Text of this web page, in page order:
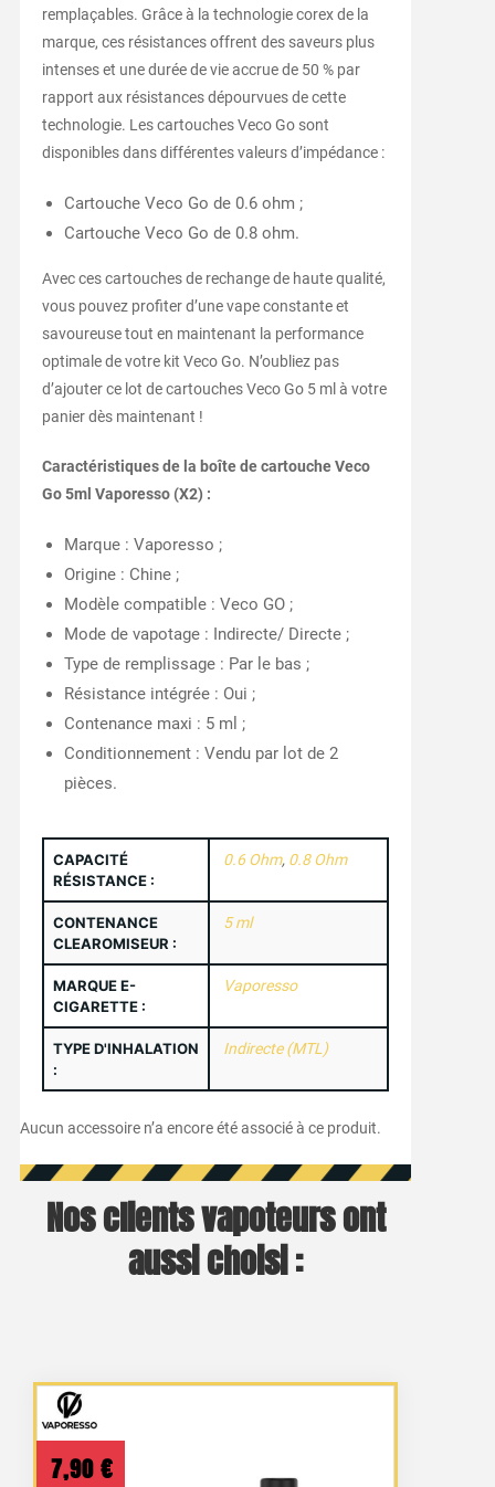
remplaçables. Grâce à la technologie corex de la
marque, ces résistances offrent des saveurs plus
intenses et une durée de vie accrue de 50 % par
rapport aux résistances dépourvues de cette
technologie. Les cartouches Veco Go sont
disponibles dans différentes valeurs d’impédance :
Cartouche Veco Go de 0.6 ohm ;
Cartouche Veco Go de 0.8 ohm.
Avec ces cartouches de rechange de haute qualité,
vous pouvez profiter d’une vape constante et
savoureuse tout en maintenant la performance
optimale de votre kit Veco Go. N’oubliez pas
d’ajouter ce lot de cartouches Veco Go 5 ml à votre
panier dès maintenant !
Caractéristiques de la boîte de cartouche Veco
Go 5ml Vaporesso (X2) :
Marque : Vaporesso ;
Origine : Chine ;
Modèle compatible : Veco GO ;
Mode de vapotage : Indirecte/ Directe ;
Type de remplissage : Par le bas ;
Résistance intégrée : Oui ;
Contenance maxi : 5 ml ;
Conditionnement : Vendu par lot de 2
pièces.
CAPACITÉ
RÉSISTANCE :
0.6 Ohm, 0.8 Ohm
CONTENANCE
CLEAROMISEUR :
5 ml
MARQUE E-
CIGARETTE :
Vaporesso
TYPE D'INHALATION
:
Indirecte (MTL)
Aucun accessoire n’a encore été associé à ce produit.
Nos clients vapoteurs ont
aussi choisi :
7,90 €